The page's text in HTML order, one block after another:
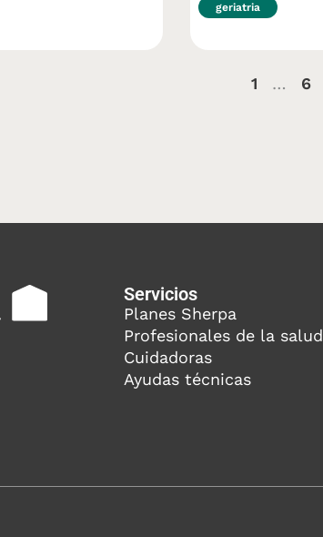
geriatria
1 … 6
Servicios
Planes Sherpa
Profesionales de la salud
Cuidadoras
Ayudas técnicas